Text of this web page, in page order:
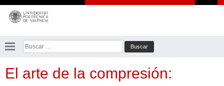
Saltar
contenido
Buscar:
El arte de la compresión: